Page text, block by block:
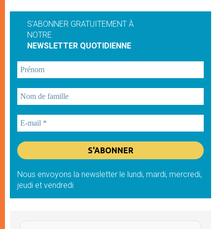
S'ABONNER GRATUITEMENT À
NOTRE
NEWSLETTER QUOTIDIENNE
Nous envoyons la newsletter le lundi, mardi, mercredi,
jeudi et vendredi